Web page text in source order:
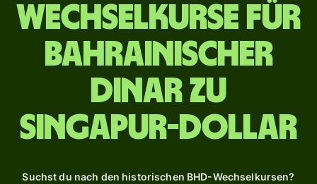
Wechselkurse für
bahrainischer
Dinar zu
Singapur-Dollar
Suchst du nach den historischen BHD-Wechselkursen?